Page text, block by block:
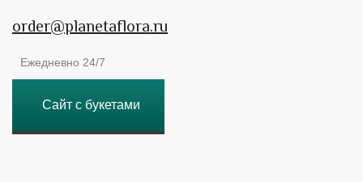
order@planetaflora.ru
Ежедневно 24/7
Сайт с букетами